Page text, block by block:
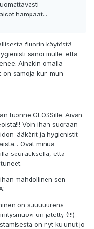
hampaat...
fluorin käytöstä
sanoi mulle, että
Ainakin omalla
on samoja kun mun
tuonne GLOSSille. Aivan
Voin ihan suoraan
lääkärit ja hygienistit
Ovat minua
seurauksella, että
mahdollinen sen
on suuuuurena
on jätetty (!!!)
on nyt kulunut jo